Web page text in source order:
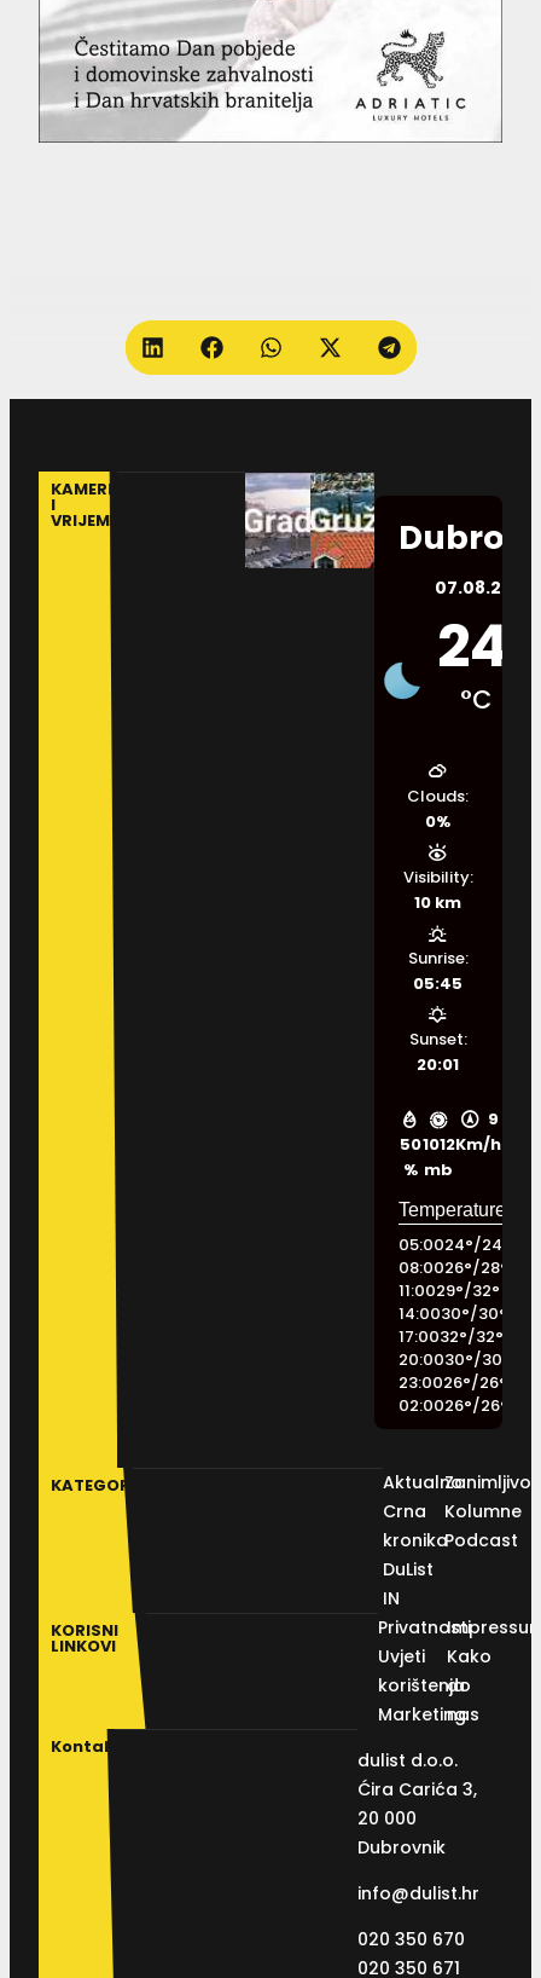
KAMERE
I
VRIJEME
07.08.2026.
24
°C
50
%
1012
mb
9
Km/h
Clouds:
0%
Visibility:
10 km
Sunrise:
05:45
Sunset:
20:01
05:0024°/24
08:0026°/28°
11:0029°/32°
14:0030°/30°
17:0032°/32°
20:0030°/30
23:0026°/26°
02:0026°/26°
KATEGORIJE
Aktualno
Crna
kronika
DuList
IN
Kolumne
Podcast
KORISNI
LINKOVI
Privatnosti
Uvjeti
korištenja
Marketing
Kako
do
nas
Kontakt
dulist d.o.o.
Ćira Carića 3,
20 000
Dubrovnik
info@dulist.hr
020 350 670
020 350 671